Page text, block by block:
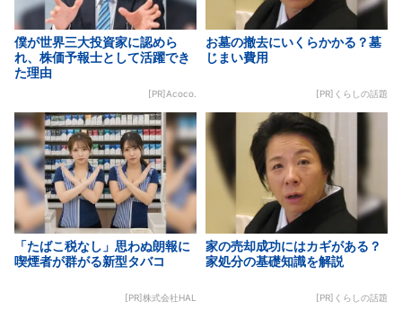
僕が世界三大投資家に認めら
れ、株価予報士として活躍でき
た理由
[PR]Acoco.
お墓の撤去にいくらかかる？墓
じまい費用
[PR]くらしの話題
「たばこ税なし」思わぬ朗報に
喫煙者が群がる新型タバコ
[PR]株式会社HAL
家の売却成功にはカギがある？
家処分の基礎知識を解説
[PR]くらしの話題